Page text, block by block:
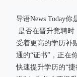
导语News Today
是否在晋升竞聘
受着更高的学历补
通的“证书”，正在
快速提升学历的“